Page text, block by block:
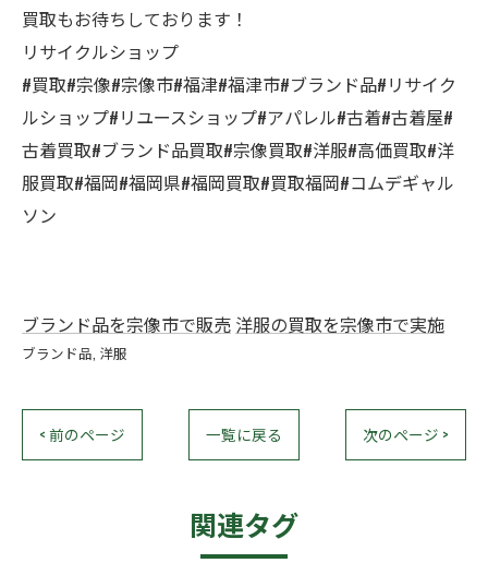
買取もお待ちしております！
リサイクルショップ
#買取#宗像#宗像市#福津#福津市#ブランド品#リサイク
ルショップ#リユースショップ#アパレル#古着#古着屋#
古着買取#ブランド品買取#宗像買取#洋服#高価買取#洋
服買取#福岡#福岡県#福岡買取#買取福岡#コムデギャル
ソン
ブランド品を宗像市で販売 洋服の買取を宗像市で実施
ブランド品 洋服
< 前のページ 一覧に戻る 次のページ >
関連タグ